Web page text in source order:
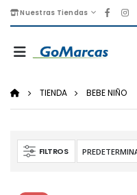
Nuestras Tiendas
TIENDA BEBE NIÑO
FILTROS